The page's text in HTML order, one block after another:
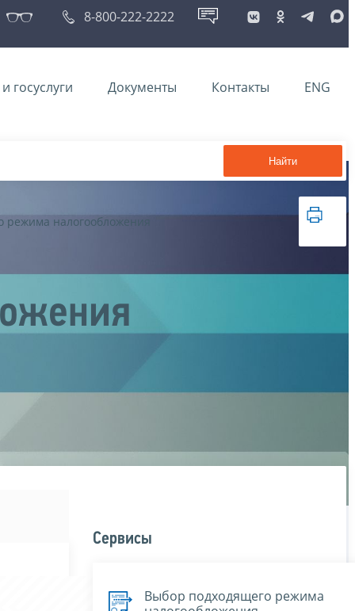
8-800-222-2222
госуслуги Документы Контакты ENG
Найти
налогообложения
Сервисы
Выбор подходящего режима